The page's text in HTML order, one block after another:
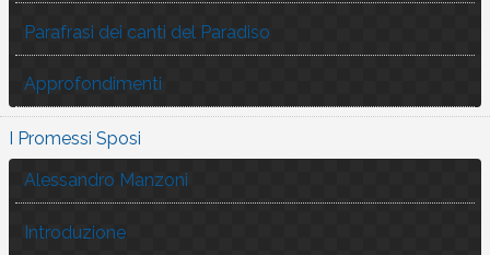
Parafrasi dei canti del Paradiso
Approfondimenti
I Promessi Sposi
Alessandro Manzoni
Introduzione